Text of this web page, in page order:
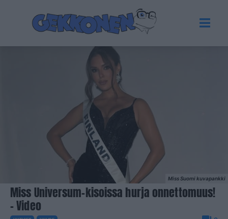
Miss Suomi kuvapankki
Miss Universum-kisoissa hurja onnettomuus!
– Video